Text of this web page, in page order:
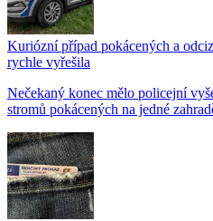
Kuriózní případ pokácených a
rychle vyřešila
Nečekaný konec mělo policejní
stromů pokácených na jedné